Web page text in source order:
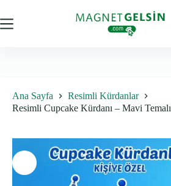
content
Ana Sayfa
Resimli Kürdanlar
Resimli Cupcake Kürdanı – Mavi Temalı